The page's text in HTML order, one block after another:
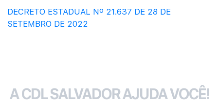
DECRETO ESTADUAL Nº 21.637 DE 28 DE
SETEMBRO DE 2022
A CDL SALVADOR AJUDA VOCÊ!